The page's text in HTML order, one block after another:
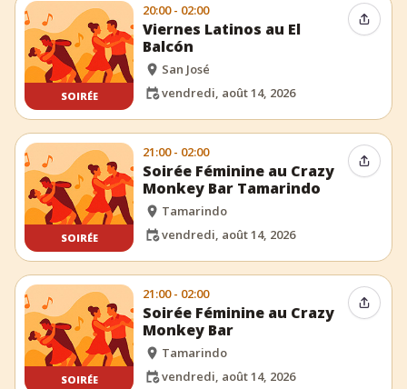
SOIRÉE
20:00 - 02:00
Viernes Latinos au El
Balcón
San José
vendredi, août 14, 2026
SOIRÉE
21:00 - 02:00
Soirée Féminine au Crazy
Monkey Bar Tamarindo
Tamarindo
vendredi, août 14, 2026
SOIRÉE
21:00 - 02:00
Soirée Féminine au Crazy
Monkey Bar
Tamarindo
vendredi, août 14, 2026